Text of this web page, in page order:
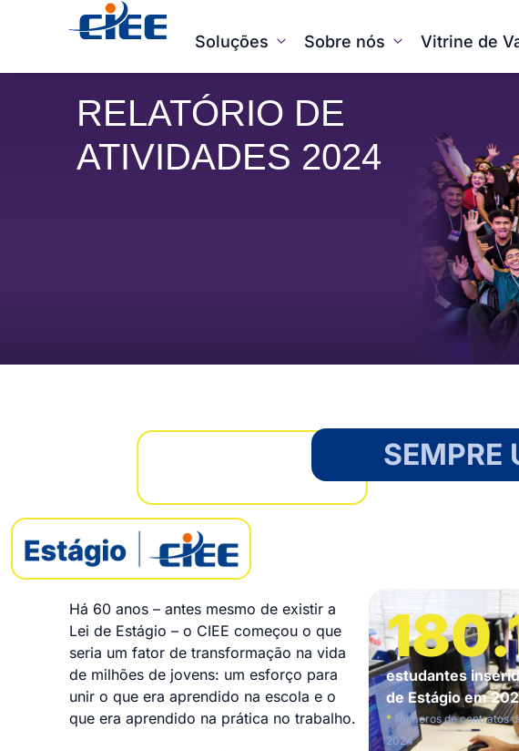
Soluções Sobre nós Vitrine de
RELATÓRIO DE
ATIVIDADES 2024
SEMPRE
Há 60 anos – antes mesmo de existir a
Lei de Estágio – o CIEE começou o que
seria um fator de transformação na vida
de milhões de jovens: um esforço para
unir o que era aprendido na escola e o
que era aprendido na prática no trabalho.
estudantes
de Estágio em
* Números de contratos
2024